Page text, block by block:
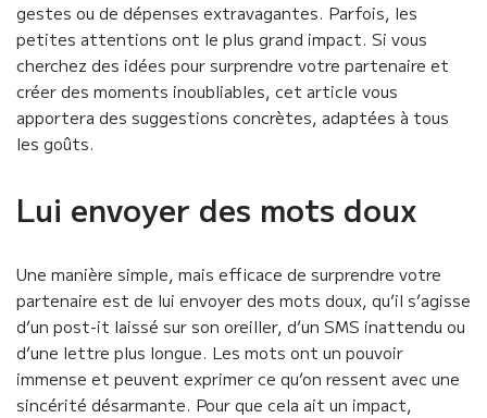
gestes ou de dépenses extravagantes. Parfois, les
petites attentions ont le plus grand impact. Si vous
cherchez des idées pour surprendre votre partenaire et
créer des moments inoubliables, cet article vous
apportera des suggestions concrètes, adaptées à tous
les goûts.
Lui envoyer des mots doux
Une manière simple, mais efficace de surprendre votre
partenaire est de lui envoyer des mots doux, qu’il s’agisse
d’un post-it laissé sur son oreiller, d’un SMS inattendu ou
d’une lettre plus longue. Les mots ont un pouvoir
immense et peuvent exprimer ce qu’on ressent avec une
sincérité désarmante. Pour que cela ait un impact,